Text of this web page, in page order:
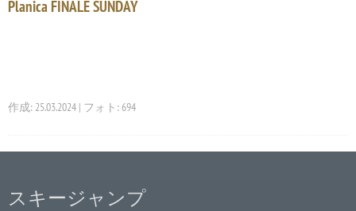
Planica FINALE SUNDAY
作成: 25.03.2024 | フォト: 694
スキージャンプ